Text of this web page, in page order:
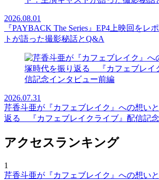
2026.08.01
『PAYBACK The Series』EP4上映回をレ
トが語った撮影秘話とQ&A
2026.07.31
芹香斗亜が『カフェブレイク』への想い
返る 『カフェブレイクライブ』配信記
アクセスランキング
1
芹香斗亜が『カフェブレイク』への想い